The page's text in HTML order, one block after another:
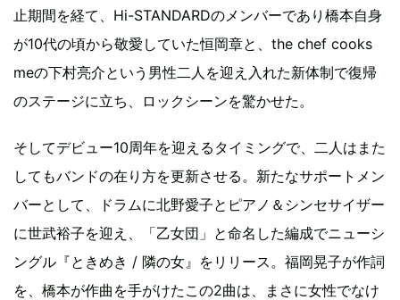
止期間を経て、Hi-STANDARDのメンバーであり橋本自身
が10代の頃から敬愛していた恒岡章と、the chef cooks
meの下村亮介という男性二人を迎え入れた新体制で復帰
のステージに立ち、ロックシーンを驚かせた。
そしてデビュー10周年を迎えるタイミングで、二人はまた
してもバンドの在り方を更新させる。新たなサポートメン
バーとして、ドラムに北野愛子とピアノ＆シンセサイザー
に世武裕子を迎え、「乙女団」と命名した編成でニューシ
ングル『ときめき / 隣の女』をリリース。福岡晃子が作詞
を、橋本が作曲を手がけたこの2曲は、まさに女性でなけ